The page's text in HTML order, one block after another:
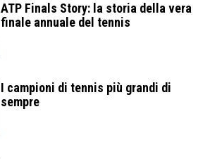
ATP Finals Story: la storia della vera
finale annuale del tennis
I campioni di tennis più grandi di
sempre